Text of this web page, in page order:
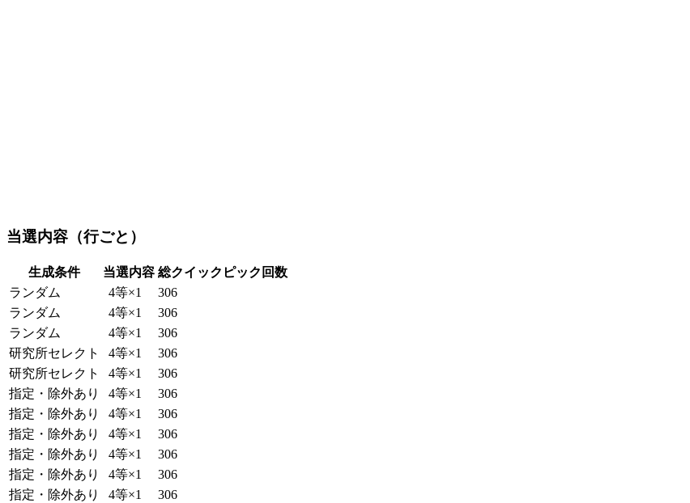
当選内容（行ごと）
生成条件 当選内容 総クイックピック回数
ランダム
4等×1
306
ランダム
4等×1
306
ランダム
4等×1
306
研究所セレクト
4等×1
306
研究所セレクト
4等×1
306
指定・除外あり
4等×1
306
指定・除外あり
4等×1
306
指定・除外あり
4等×1
306
指定・除外あり
4等×1
306
指定・除外あり
4等×1
306
指定・除外あり
4等×1
306